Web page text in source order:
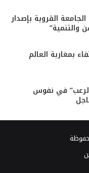
القروية بإصدار
والتنمية”
بمغاربة العالم
في نفوس